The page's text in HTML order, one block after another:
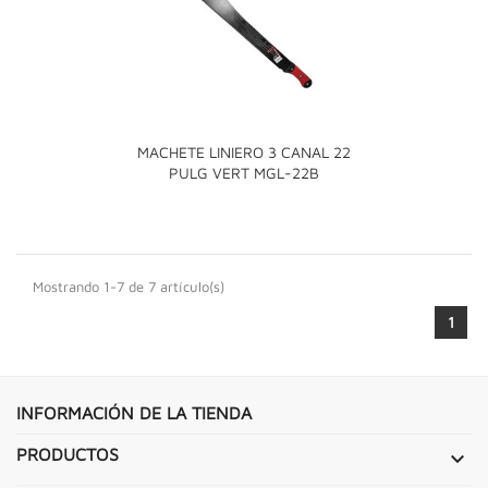
MACHETE LINIERO 3 CANAL 22
PULG VERT MGL-22B
Mostrando 1-7 de 7 artículo(s)
1
INFORMACIÓN DE LA TIENDA
PRODUCTOS 